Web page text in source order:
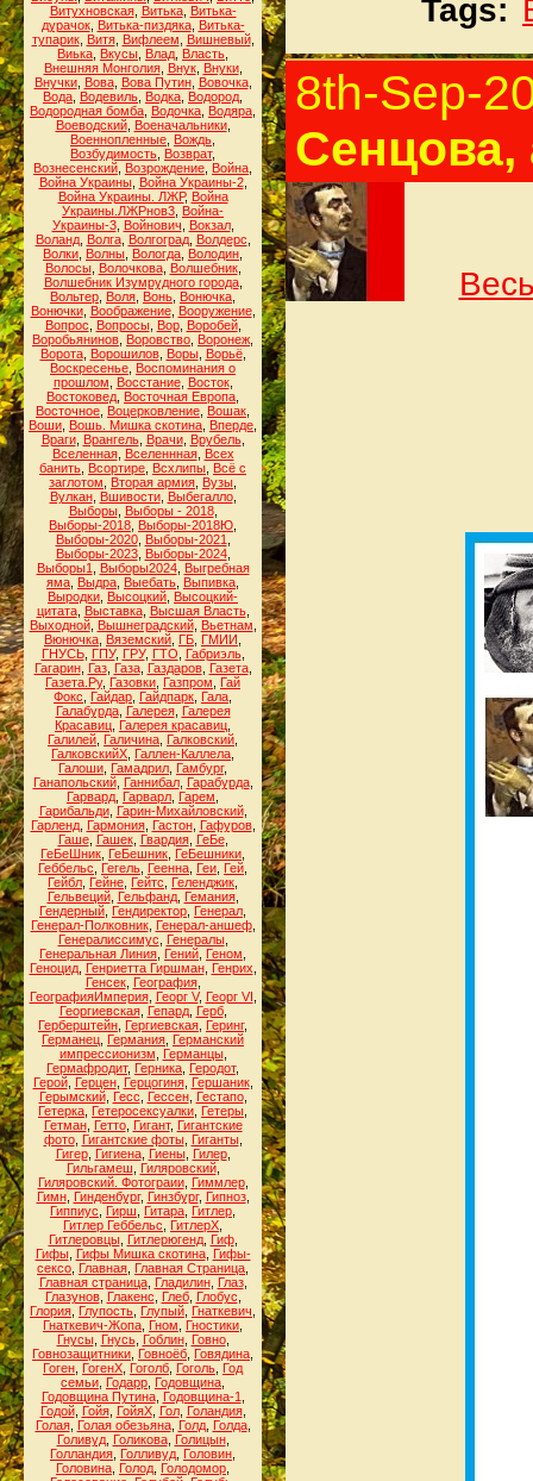
Витухновская, Витька, Витька-
дурачок, Витька-пиздяка, Витька-
тупарик, Витя, Вифлеем Вишневый,
Виька Вкусы Влад Власть
Внешняя Монголия, Внук, Внуки,
Внучки, Вова, Вова Путин, Вовочка,
Вода Водевиль Водка Водород
Водородная бомба Водочка Водяра
Воеводский, Военачальники,
Военнопленные Вождь
Возбудимость Возврат,
Вознесенский Возрождение Война
Война Украины, Война Украины-2,
Война Украины. ЛЖР, Война
Украины.ЛЖРнов3 Война-
Украины-3, Войнович Вокзал,
Воланд, Волга, Волгоград, Волдерс
Волки Волны Вологда Володин
Волосы, Волочкова, Волшебник,
Волшебник Изумрудного города,
Вольтер Воля Вонь Вонючка
Вонючки, Воображение, Вооружение,
Вопрос
Вопросы, Вор, Воробей,
Воробьянинов Воровство Воронеж
Ворота, Ворошилов, Воры, Ворьё,
Воскресенье Воспоминания о
прошлом
Восстание, Восток,
Востоковед Восточная Европа
Восточное Воцерковление Вошак
Воши Вошь. Мишка скотина Вперде
Враги, Врангель, Врачи, Врубель,
Вселенная, Вселеннная, Всех
банить Всортире Всхлипы Всё с
заглотом
Вторая армия Вузы
Вулкан, Вшивости, Выбегалло,
Выборы, Выборы - 2018,
Выборы-2018 Выборы-2018Ю
Выборы-2020, Выборы-2021
Выборы-2023, Выборы-2024,
Выборы1
Выборы2024, Выгребная
яма Выдра Выебать Выпивка
Выродки Высоцкий Высоцкий-
цитата, Выставка, Высшая Власть,
Выходной, Вышнеградский, Вьетнам
Вюнючка Вяземский ГБ ГМИИ
ГНУСЬ, ГПУ, ГРУ, ГТО Габриэль,
Гагарин, Газ, Газа, Газдаров, Газета,
Газета.Ру, Газовки Газпром
Гай
Фокс
Гайдар Гайдпарк Гала
Галабурда, Галерея, Галерея
Красавиц Галерея красавиц
Галилей Галичина Галковский
ГалковскийХ Галлен-Каллела
Галоши Гамадрил Гамбург,
Ганапольский, Ганнибал, Гарабурда,
Гарвард Гарварл Гарем
Гарибальди, Гарин-Михайловский,
Гарленд, Гармония, Гастон, Гафуров,
Гаше, Гашек, Гвардия, ГеБе,
ГеБеШник ГеБешник ГеБешники
Геббельс
Гегель Геенна Геи Гей
Гейбл Гейне Гейтс Геленджик
Гельвеций, Гельфанд, Гемания,
Гендерный Гендиректор Генерал
Генерал-Полковник, Генерал-аншеф,
Генералиссимус
Генералы,
Генеральная Линия Гений Геном
Геноцид, Генриетта Гиршман, Генрих
Генсек, География,
ГеографияИмперия, Георг V, Георг VI
Георгиевская, Гепард, Герб,
Герберштейн Гергиевская Геринг,
Германец Германия Германский
импрессионизм
Германцы,
Гермафродит, Герника Геродот,
Герой, Герцен, Герцогиня, Гершаник,
Герымский, Гесс Гессен, Гестапо,
Гетерка Гетеросексуалки Гетеры
Гетман, Гетто, Гигант, Гигантские
фото, Гигантские фоты, Гиганты,
Гигер, Гигиена, Гиены, Гилер,
Гильгамеш
Гиляровский,
Гиляровский. Фотограии, Гиммлер,
Гимн, Гинденбург, Гинзбург, Гипноз,
Гиппиус
Гирш Гитара Гитлер
Гитлер Геббельс
ГитлерХ
Гитлеровцы, Гитлерюгенд, Гиф,
Гифы, Гифы Мишка скотина, Гифы-
сексо Главная Главная Страница
Главная страница, Гладилин, Глаз,
Глазунов, Глакенс Глеб, Глобус
Глория Глупость Глупый Гнаткевич
Гнаткевич-Жопа Гном Гностики
Гнусы, Гнусь, Гоблин, Говно,
Говнозащитники Говноёб Говядина
Гоген ГогенХ Гоголб Гоголь Год
семьи Годарр Годовщина
Годовщина Путина, Годовщина-1
Годой, Гойя, ГойяХ, Гол, Голандия,
Голая, Голая обезьяна, Голд, Голда,
Голивуд, Голикова, Голицын,
Голландия Голливуд Головин
Головина Голод Голодомор
Tags:
8th-Sep-
Сенцова,